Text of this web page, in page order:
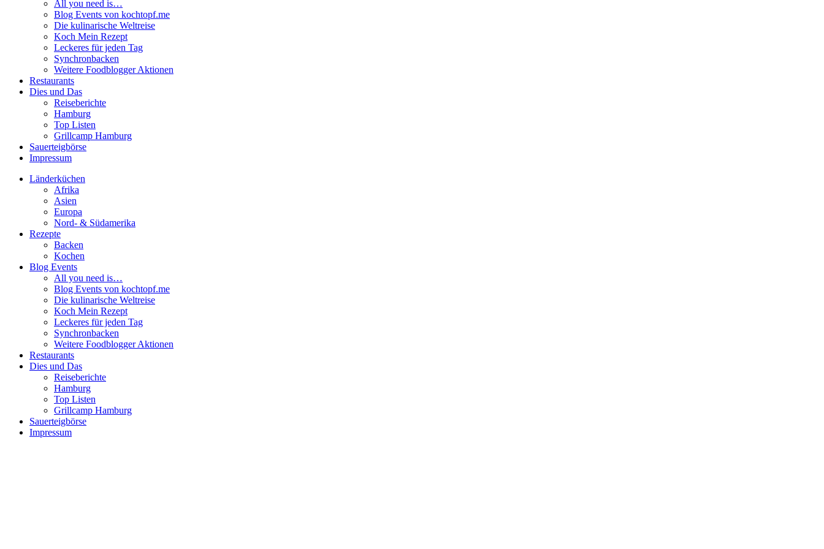
All you need is…
Blog Events von kochtopf.me
Die kulinarische Weltreise
Koch Mein Rezept
Leckeres für jeden Tag
Synchronbacken
Weitere Foodblogger Aktionen
Restaurants
Dies und Das
Reiseberichte
Hamburg
Top Listen
Grillcamp Hamburg
Sauerteigbörse
Impressum
Länderküchen
Afrika
Asien
Europa
Nord- & Südamerika
Rezepte
Backen
Kochen
Blog Events
All you need is…
Blog Events von kochtopf.me
Die kulinarische Weltreise
Koch Mein Rezept
Leckeres für jeden Tag
Synchronbacken
Weitere Foodblogger Aktionen
Restaurants
Dies und Das
Reiseberichte
Hamburg
Top Listen
Grillcamp Hamburg
Sauerteigbörse
Impressum